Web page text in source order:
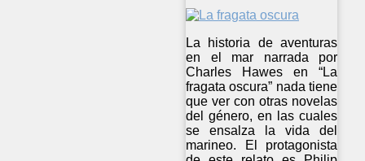
La historia de aventuras
en el mar narrada por
Charles Hawes en “La
fragata oscura” nada tiene
que ver con otras novelas
del género, en las cuales
se ensalza la vida del
marineo. El protagonista